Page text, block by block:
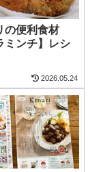
の便利食材
ミンチ】レシ
2026.05.24